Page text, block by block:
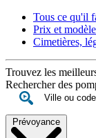
Tous ce qu'il
Prix et
Cimetières,
Trouvez les
Rechercher des
Prévoyance